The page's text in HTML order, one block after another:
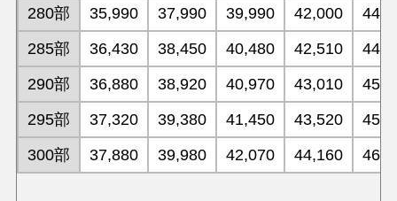
280部
35,990 37,990 39,990 42,000
285部
36,430 38,450 40,480 42,510
290部
36,880 38,920 40,970 43,010
295部
37,320 39,380 41,450 43,520
300部
37,880 39,980 42,070 44,160